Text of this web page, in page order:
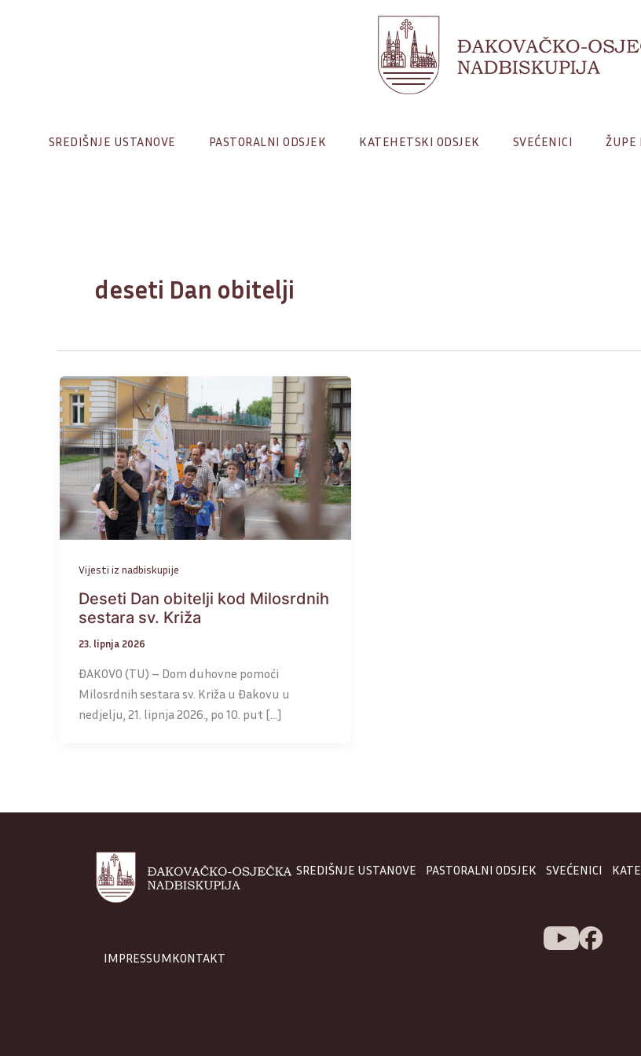
SREDIŠNJE USTANOVE PASTORALNI ODSJEK KATEHETSKI ODSJEK SVEĆENICI ŽUPE
deseti Dan obitelji
Vijesti iz nadbiskupije
Deseti Dan obitelji kod Milosrdnih
sestara sv. Križa
23. lipnja 2026
ĐAKOVO (TU) – Dom duhovne pomoći
Milosrdnih sestara sv. Križa u Đakovu u
nedjelju, 21. lipnja 2026., po 10. put […]
SREDIŠNJE USTANOVE PASTORALNI ODSJEK SVEĆENICI
IMPRESSUMKONTAKT